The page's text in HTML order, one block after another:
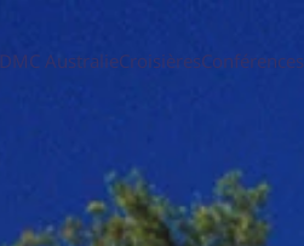
DMC AustralieCroisièresConférences